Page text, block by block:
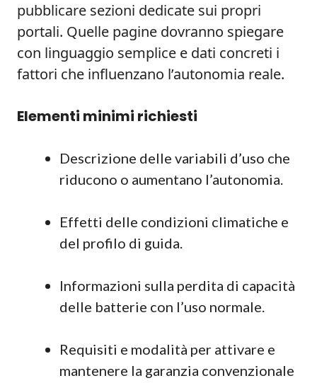
pubblicare sezioni dedicate sui propri
portali. Quelle pagine dovranno spiegare
con linguaggio semplice e dati concreti i
fattori che influenzano l’autonomia reale.
Elementi minimi richiesti
Descrizione delle variabili d’uso che
riducono o aumentano l’autonomia.
Effetti delle condizioni climatiche e
del profilo di guida.
Informazioni sulla perdita di capacità
delle batterie con l’uso normale.
Requisiti e modalità per attivare e
mantenere la garanzia convenzionale